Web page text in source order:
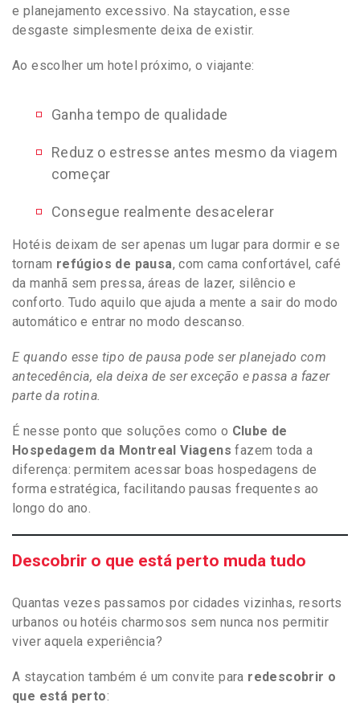
e planejamento excessivo. Na staycation, esse
desgaste simplesmente deixa de existir.
Ao escolher um hotel próximo, o viajante:
Ganha tempo de qualidade
Reduz o estresse antes mesmo da viagem
começar
Consegue realmente desacelerar
Hotéis deixam de ser apenas um lugar para dormir e se
tornam refúgios de pausa, com cama confortável, café
da manhã sem pressa, áreas de lazer, silêncio e
conforto. Tudo aquilo que ajuda a mente a sair do modo
automático e entrar no modo descanso.
E quando esse tipo de pausa pode ser planejado com
antecedência, ela deixa de ser exceção e passa a fazer
parte da rotina.
É nesse ponto que soluções como o Clube de
Hospedagem da Montreal Viagens fazem toda a
diferença: permitem acessar boas hospedagens de
forma estratégica, facilitando pausas frequentes ao
longo do ano.
Descobrir o que está perto muda tudo
Quantas vezes passamos por cidades vizinhas, resorts
urbanos ou hotéis charmosos sem nunca nos permitir
viver aquela experiência?
A staycation também é um convite para redescobrir o
que está perto: